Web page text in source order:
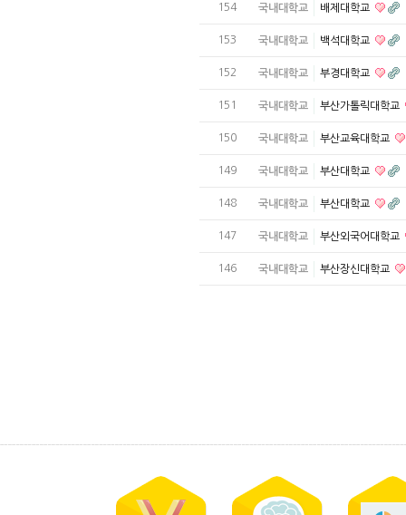
154 국내대학교 배제대학교
153 국내대학교 백석대학교
152 국내대학교 부경대학교
151 국내대학교 부산가톨릭대학교
150 국내대학교 부산교육대학교
149 국내대학교 부산대학교
148 국내대학교 부산대학교
147 국내대학교 부산외국어대학교
146 국내대학교 부산장신대학교